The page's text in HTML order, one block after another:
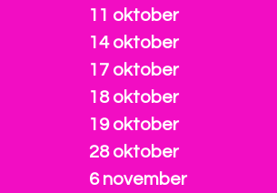
11 oktober
14 oktober
17 oktober
18 oktober
19 oktober
28 oktober
6 november